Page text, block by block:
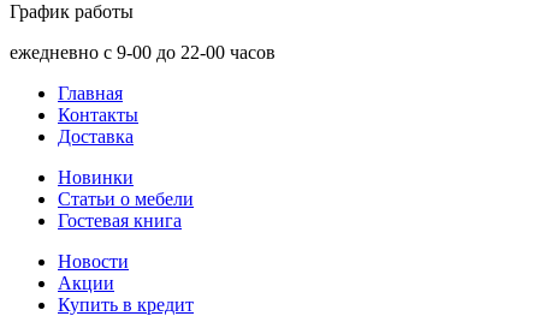
График работы
ежедневно с 9-00 до 22-00 часов
Главная
Контакты
Доставка
Новинки
Статьи о мебели
Гостевая книга
Новости
Акции
Купить в кредит